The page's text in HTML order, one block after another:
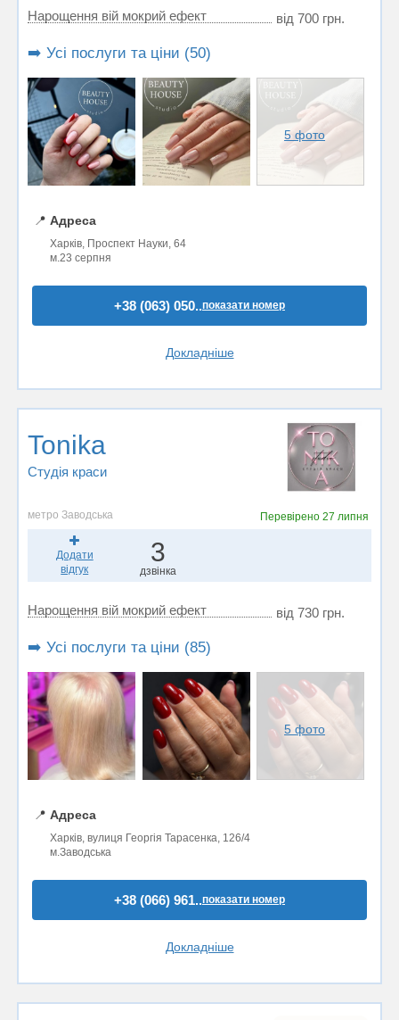
Нарощення вій мокрий ефект від 700 грн.
➡️ Усі послуги та ціни (50)
5 фото
📍 Адреса
Харків, Проспект Науки, 64
м.23 серпня
+38 (063) 050..показати номер
Докладніше
Tonika
Студія краси
метро Заводська Перевірено 27 липня
Додати
відгук
3
дзвінка
Нарощення вій мокрий ефект від 730 грн.
➡️ Усі послуги та ціни (85)
5 фото
📍 Адреса
Харків, вулиця Георгія Тарасенка, 126/4
м.Заводська
+38 (066) 961..показати номер
Докладніше